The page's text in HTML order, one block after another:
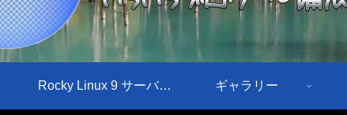
Rocky Linux 9 サーバ構築手順 ギャラリー